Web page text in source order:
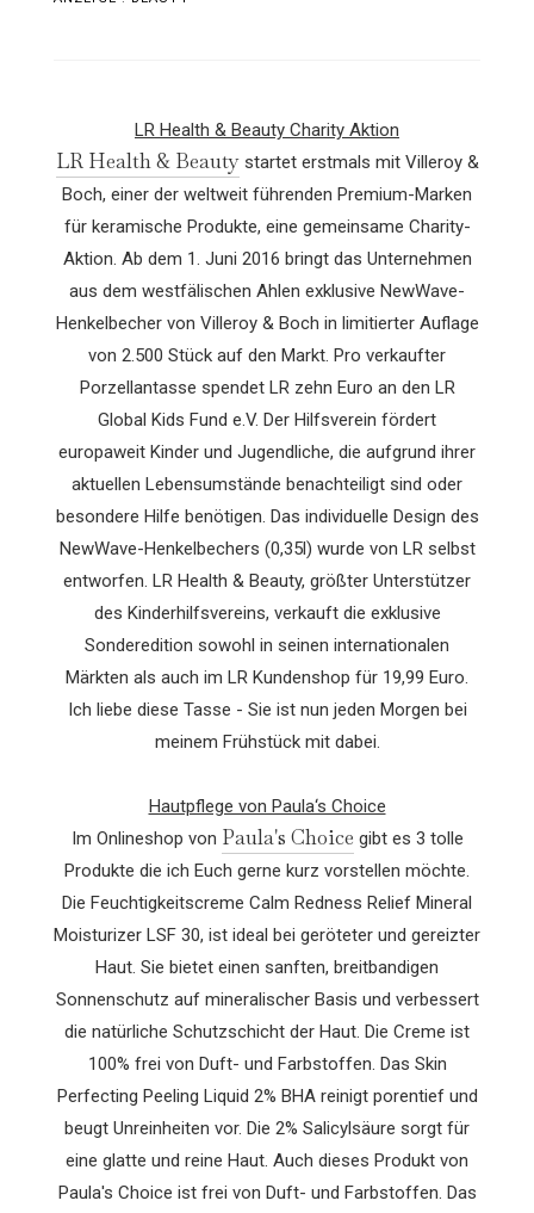
LR Health & Beauty Charity Aktion
LR Health & Beautystartet erstmals mit Villeroy &
Boch, einer der weltweit führenden Premium-Marken
für keramische Produkte, eine gemeinsame Charity-
Aktion. Ab dem 1. Juni 2016 bringt das Unternehmen
aus dem westfälischen Ahlen exklusive NewWave-
Henkelbecher von Villeroy & Boch in limitierter Auflage
von 2.500 Stück auf den Markt. Pro verkaufter
Porzellantasse spendet LR zehn Euro an den LR
Global Kids Fund e.V. Der Hilfsverein fördert
europaweit Kinder und Jugendliche, die aufgrund ihrer
aktuellen Lebensumstände benachteiligt sind oder
besondere Hilfe benötigen. Das individuelle Design des
NewWave-Henkelbechers (0,35l) wurde von LR selbst
entworfen. LR Health & Beauty, größter Unterstützer
des Kinderhilfsvereins, verkauft die exklusive
Sonderedition sowohl in seinen internationalen
Märkten als auch im LR Kundenshop für 19,99 Euro.
Ich liebe diese Tasse - Sie ist nun jeden Morgen bei
meinem Frühstück mit dabei.
Hautpflege von Paula‘s Choice
Im Onlineshop von Paula's Choice gibt es 3 tolle
Produkte die ich Euch gerne kurz vorstellen möchte.
Die Feuchtigkeitscreme Calm Redness Relief Mineral
Moisturizer LSF 30, ist ideal bei geröteter und gereizter
Haut. Sie bietet einen sanften, breitbandigen
Sonnenschutz auf mineralischer Basis und verbessert
die natürliche Schutzschicht der Haut. Die Creme ist
100% frei von Duft- und Farbstoffen. Das Skin
Perfecting Peeling Liquid 2% BHA reinigt porentief und
beugt Unreinheiten vor. Die 2% Salicylsäure sorgt für
eine glatte und reine Haut. Auch dieses Produkt von
Paula's Choice ist frei von Duft- und Farbstoffen. Das